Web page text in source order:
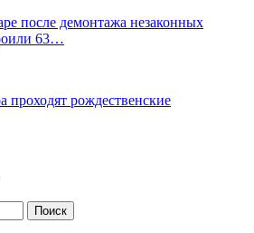
после демонтажа незаконных
63…
проходят рождественские